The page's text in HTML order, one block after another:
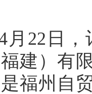
月22日
福建）有
福州自